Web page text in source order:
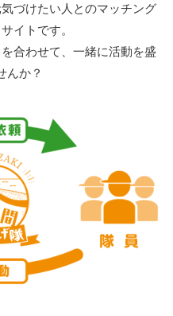
づけたい人とのマッチング
イトです。
合わせて、一緒に活動を盛
んか？